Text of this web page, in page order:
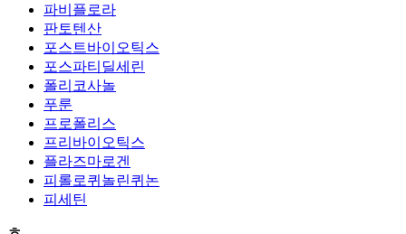
파비플로라
판토텐산
포스트바이오틱스
포스파티딜세린
폴리코사놀
푸룬
프로폴리스
프리바이오틱스
플라즈마로겐
피롤로퀴놀린퀴논
피세틴